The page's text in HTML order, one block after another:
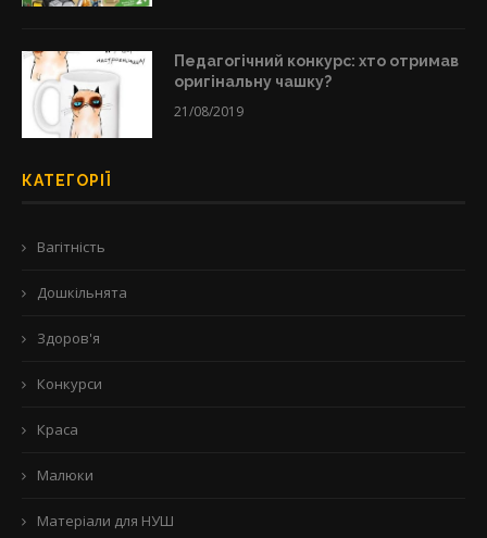
Педагогічний конкурс: хто отримав
оригінальну чашку?
21/08/2019
КАТЕГОРІЇ
Вагітність
Дошкільнята
Здоров'я
Конкурси
Краса
Малюки
Матеріали для НУШ